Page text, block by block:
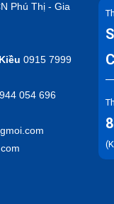
Phú Thị - Gia
0915 7999
054 696